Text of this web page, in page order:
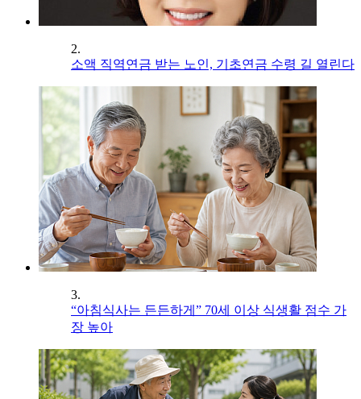
2.
소액 직역연금 받는 노인, 기초연금 수령 길 열린다
3.
“아침식사는 든든하게” 70세 이상 식생활 점수 가
장 높아